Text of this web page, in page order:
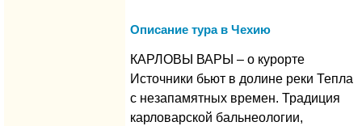
Описание тура в Чехию
КАРЛОВЫ ВАРЫ – о курорте
Источники бьют в долине реки Тепла
с незапамятных времен. Традиция
карловарской бальнеологии,